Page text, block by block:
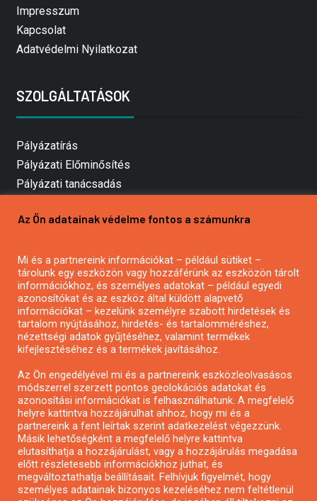
Impresszum
Kapcsolat
Adatvédelmi Nyilatkozat
SZOLGÁLTATÁSOK
Pályázatírás
Pályázati Előminősítés
Pályázati tanácsadás
Mezőgazdasági pályázatírás
Pályázatírás civil szervezeteknek
Pályázatírás önkormányzatoknak
Pályázatfigyelés
Specifikus pályázatfigyelés vagy hírlevél
Pályázatok magánszemélyeknek
Pályázatok civil szervezeteknek
Pályázatok vállalkozásoknak
Önkormányzati pályázatok
Mezőgazdasági pályázatok
Az Ön adatainak védelme fontos a számunkra
Mi és a partnereink információkat – például sütiket –
tárolunk egy eszközön vagy hozzáférünk az eszközön tárolt
információkhoz, és személyes adatokat – például egyedi
azonosítókat és az eszköz által küldött alapvető
információkat – kezelünk személyre szabott hirdetések és
tartalom nyújtásához, hirdetés- és tartalomméréshez,
nézettségi adatok gyűjtéséhez, valamint termékek
kifejlesztéséhez és a termékek javításához.
Az Ön engedélyével mi és a partnereink eszközleolvasásos
módszerrel szerzett pontos geolokációs adatokat és
azonosítási információkat is felhasználhatunk. A megfelelő
helyre kattintva hozzájárulhat ahhoz, hogy mi és a
partnereink a fent leírtak szerint adatkezelést végezzünk.
Másik lehetőségként a megfelelő helyre kattintva
elutasíthatja a hozzájárulást, vagy a hozzájárulás megadása
előtt részletesebb információkhoz juthat, és
megváltoztathatja beállításait. Felhívjuk figyelmét, hogy
személyes adatainak bizonyos kezeléséhez nem feltétlenül